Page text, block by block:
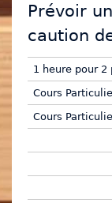
Prévoir
caution
1 heure pour 2
Cours
Cours